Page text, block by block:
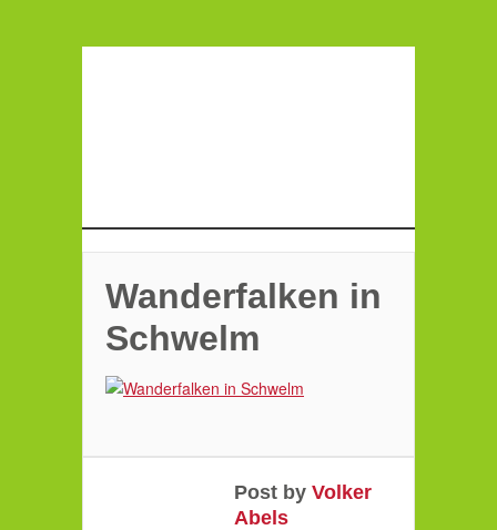
Wanderfalken in
Schwelm
Post by Volker
Abels